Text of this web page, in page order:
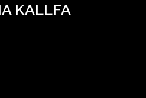
KALLFA